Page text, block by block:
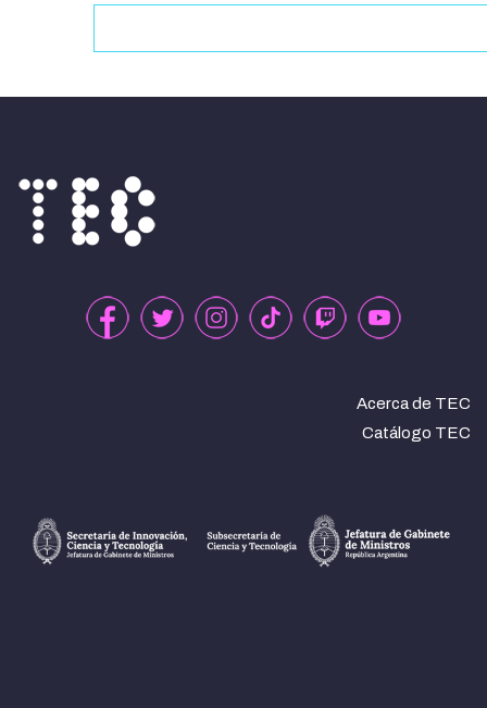
Acerca de TEC
Catálogo TEC